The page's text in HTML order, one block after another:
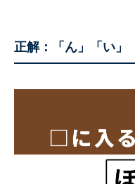
正解： 「ん」「い」